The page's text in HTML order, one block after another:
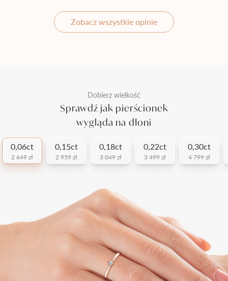
Zobacz wszystkie opinie
Dobierz wielkość
Sprawdź jak pierścionek
wygląda na dłoni
0,06ct
2 649 zł
0,15ct
2 959 zł
0,18ct
3 049 zł
0,22ct
3 499 zł
0,30ct
4 799 zł